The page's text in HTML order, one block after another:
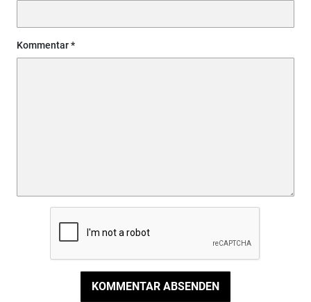
Kommentar
KOMMENTAR ABSENDEN